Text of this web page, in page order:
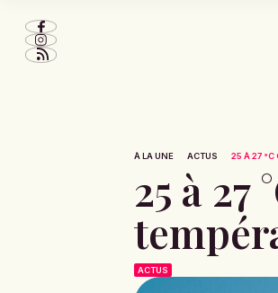
À LA UNE ACTUS 25 À 27 °C
25 à
ACTUS